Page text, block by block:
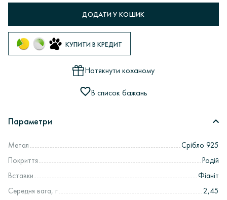
ДОДАТИ У КОШИК
КУПИТИ В КРЕДИТ
Натякнути коханому
В список бажань
Параметри
Метал
Срібло 925
Покриття
Родій
Вставки
Фіаніт
Середня вага, г
2,45